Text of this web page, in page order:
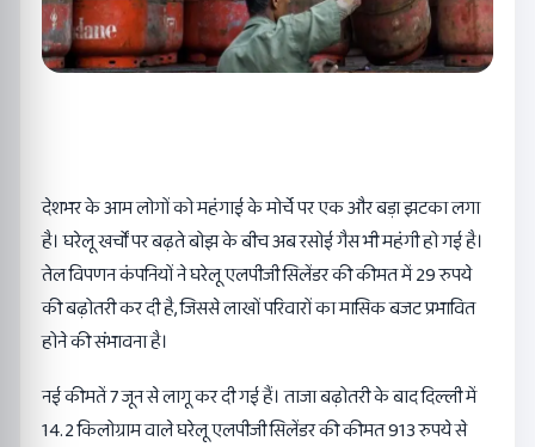
देशभर के आम लोगों को महंगाई के मोर्चे पर एक और बड़ा झटका लगा
है। घरेलू खर्चों पर बढ़ते बोझ के बीच अब रसोई गैस भी महंगी हो गई है।
तेल विपणन कंपनियों ने घरेलू एलपीजी सिलेंडर की कीमत में 29 रुपये
की बढ़ोतरी कर दी है, जिससे लाखों परिवारों का मासिक बजट प्रभावित
होने की संभावना है।
नई कीमतें 7 जून से लागू कर दी गई हैं। ताजा बढ़ोतरी के बाद दिल्ली में
14.2 किलोग्राम वाले घरेलू एलपीजी सिलेंडर की कीमत 913 रुपये से